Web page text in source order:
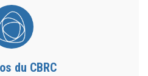
du CBRC